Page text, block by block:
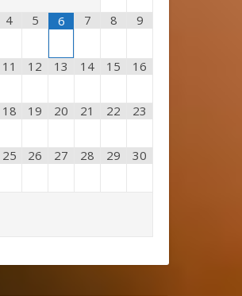
4 5 6 7 8 9
11 12 13 14 15 16
18 19 20 21 22 23
25 26 27 28 29 30